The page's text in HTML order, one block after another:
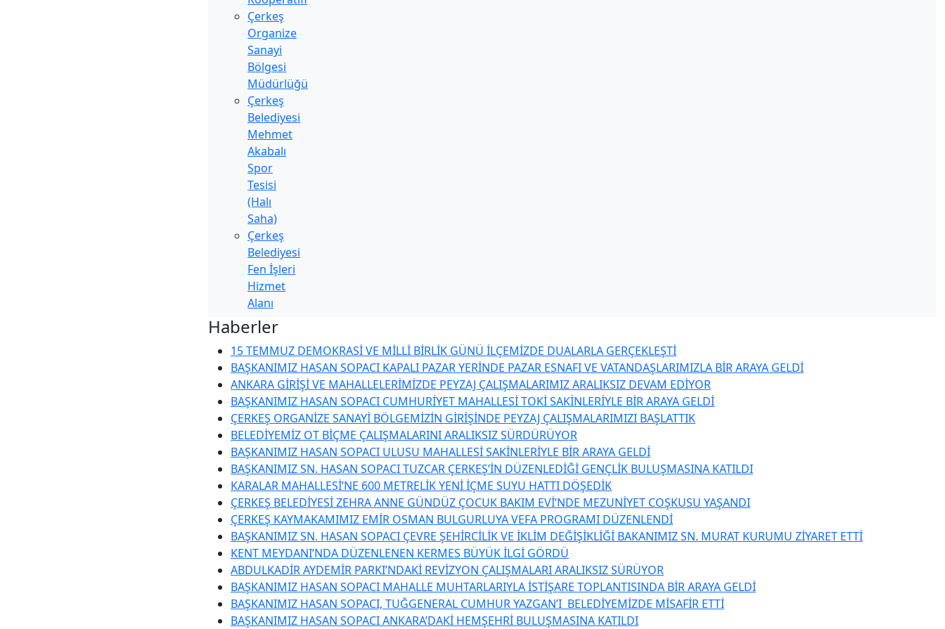
Çerkeş
Organize
Sanayi
Bölgesi
Müdürlüğü
Çerkeş
Belediyesi
Mehmet
Akabalı
Spor
Tesisi
(Halı
Saha)
Çerkeş
Belediyesi
Fen İşleri
Hizmet
Alanı
Haberler
15 TEMMUZ DEMOKRASİ VE MİLLİ BİRLİK GÜNÜ İLÇEMİZDE DUALARLA GERÇEKLEŞTİ
BAŞKANIMIZ HASAN SOPACI KAPALI PAZAR YERİNDE PAZAR ESNAFI VE VATANDAŞLARIMIZLA BİR ARAYA GELDİ
ANKARA GİRİŞİ VE MAHALLELERİMİZDE PEYZAJ ÇALIŞMALARIMIZ ARALIKSIZ DEVAM EDİYOR
BAŞKANIMIZ HASAN SOPACI CUMHURİYET MAHALLESİ TOKİ SAKİNLERİYLE BİR ARAYA GELDİ
ÇERKEŞ ORGANİZE SANAYİ BÖLGEMİZİN GİRİŞİNDE PEYZAJ ÇALIŞMALARIMIZI BAŞLATTIK
BELEDİYEMİZ OT BİÇME ÇALIŞMALARINI ARALIKSIZ SÜRDÜRÜYOR
BAŞKANIMIZ HASAN SOPACI ULUSU MAHALLESİ SAKİNLERİYLE BİR ARAYA GELDİ
BAŞKANIMIZ SN. HASAN SOPACI TUZCAR ÇERKEŞ’İN DÜZENLEDİĞİ GENÇLİK BULUŞMASINA KATILDI
KARALAR MAHALLESİ’NE 600 METRELİK YENİ İÇME SUYU HATTI DÖŞEDİK
ÇERKEŞ BELEDİYESİ ZEHRA ANNE GÜNDÜZ ÇOCUK BAKIM EVİ’NDE MEZUNİYET COŞKUSU YAŞANDI
ÇERKEŞ KAYMAKAMIMIZ EMİR OSMAN BULGURLUYA VEFA PROGRAMI DÜZENLENDİ
BAŞKANIMIZ SN. HASAN SOPACI ÇEVRE ŞEHİRCİLİK VE İKLİM DEĞİŞİKLİĞİ BAKANIMIZ SN. MURAT KURUMU ZİYARET ETTİ
KENT MEYDANI’NDA DÜZENLENEN KERMES BÜYÜK İLGİ GÖRDÜ
ABDULKADİR AYDEMİR PARKI’NDAKİ REVİZYON ÇALIŞMALARI ARALIKSIZ SÜRÜYOR
BAŞKANIMIZ HASAN SOPACI MAHALLE MUHTARLARIYLA İSTİŞARE TOPLANTISINDA BİR ARAYA GELDİ
BAŞKANIMIZ HASAN SOPACI, TUĞGENERAL CUMHUR YAZGAN’I BELEDİYEMİZDE MİSAFİR ETTİ
BAŞKANIMIZ HASAN SOPACI ANKARA’DAKİ HEMŞEHRİ BULUŞMASINA KATILDI